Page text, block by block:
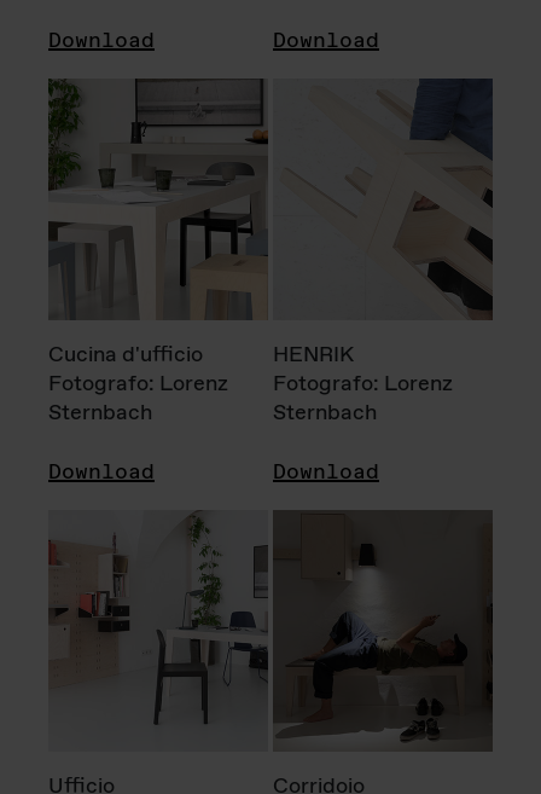
Download Download
Cucina d'ufficio
Fotografo: Lorenz
Sternbach
Download
HENRIK
Fotografo: Lorenz
Sternbach
Download
Ufficio
Corridoio